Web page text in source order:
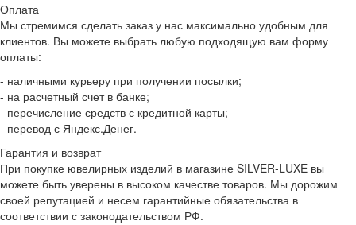
Оплата
Мы стремимся сделать заказ у нас максимально удобным для
клиентов. Вы можете выбрать любую подходящую вам форму
оплаты:
- наличными курьеру при получении посылки;
- на расчетный счет в банке;
- перечисление средств с кредитной карты;
- перевод с Яндекс.Денег.
Гарантия и возврат
При покупке ювелирных изделий в магазине SILVER-LUXE вы
можете быть уверены в высоком качестве товаров. Мы дорожим
своей репутацией и несем гарантийные обязательства в
соответствии с законодательством РФ.